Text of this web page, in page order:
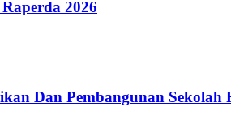
2026
Dan Pembangunan Sekolah